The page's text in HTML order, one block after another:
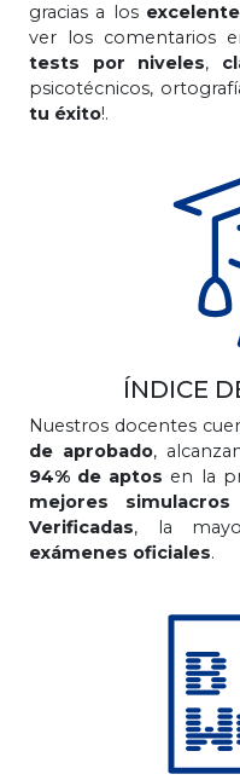
gracias a los
ver los comentarios
tests por niveles,
psicotécnicos,
tu éxito!.
ÍNDICE
Nuestros docentes
de aprobado,
94% de aptos en la
mejores simulacros
Verificadas, la
exámenes oficiales.